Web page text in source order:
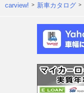
carview! 新車カタログ